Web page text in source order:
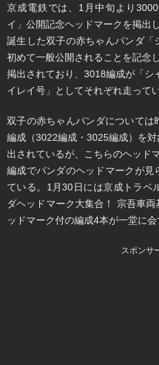
京成電鉄では、1月中旬より
イ」公開記念ヘッドマークを掲出
誕生した双子の赤ちゃんパンダ「
初めて一般公開されることを記念
掲出されており、3018編成が「シ
イレイ号」としてそれぞれ走ってい
双子の赤ちゃんパンダについて
編成（3022編成・3025編成）を対
出されているが、こちらのヘッド
編成でパンダのヘッドマークが見
ている。1月30日には京成トラベ
ダヘッドマーク大集合！ 宗吾車
ッドマーク付の編成4本が一堂に会
スポンサ